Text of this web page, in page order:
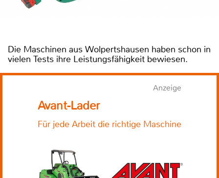
Die Maschinen aus Wolpertshausen haben schon in
vielen Tests ihre Leistungsfähigkeit bewiesen.
Anzeige
Avant-Lader
Für jede Arbeit die richtige Maschine